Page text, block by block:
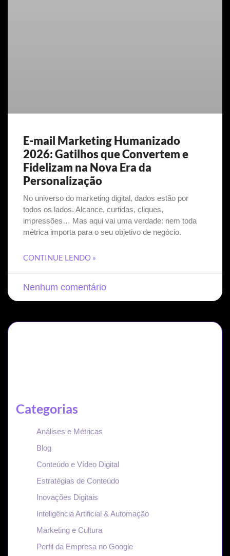
E-mail Marketing Humanizado
2026: Gatilhos que Convertem e
Fidelizam na Nova Era da
Personalização
No universo do marketing digital, dados estão por
todos os lados. Alcance, curtidas, cliques,
impressões… Mas aqui vai uma verdade: nem toda
métrica importa para o seu objetivo de negócio.
CONTINUE LENDO »
Nenhum comentário
Categorias
Análises e Métricas
Blog
Conteúdo e Vídeo Digital
Estratégias de Conteúdo
Inovações Digitais
Inteligência Artificial & Automação
Marketing e Cultura
Perfil da Empresa no Google